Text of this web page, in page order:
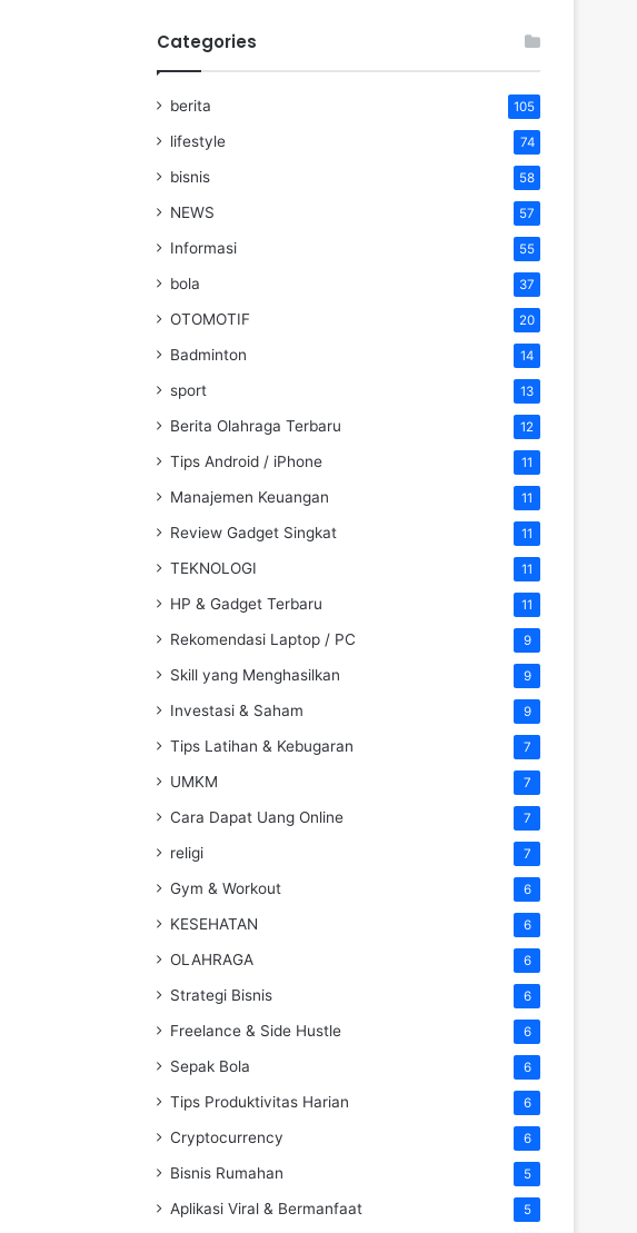
Categories
berita 105
lifestyle 74
bisnis 58
NEWS 57
Informasi 55
bola 37
OTOMOTIF 20
Badminton 14
sport 13
Berita Olahraga Terbaru 12
Tips Android / iPhone 11
Manajemen Keuangan 11
Review Gadget Singkat 11
TEKNOLOGI 11
HP & Gadget Terbaru 11
Rekomendasi Laptop / PC 9
Skill yang Menghasilkan 9
Investasi & Saham 9
Tips Latihan & Kebugaran 7
UMKM 7
Cara Dapat Uang Online 7
religi 7
Gym & Workout 6
KESEHATAN 6
OLAHRAGA 6
Strategi Bisnis 6
Freelance & Side Hustle 6
Sepak Bola 6
Tips Produktivitas Harian 6
Cryptocurrency 6
Bisnis Rumahan 5
Aplikasi Viral & Bermanfaat 5